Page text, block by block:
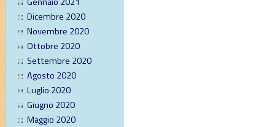
Dicembre 2020
Novembre 2020
Ottobre 2020
Settembre 2020
Agosto 2020
Luglio 2020
Giugno 2020
Maggio 2020